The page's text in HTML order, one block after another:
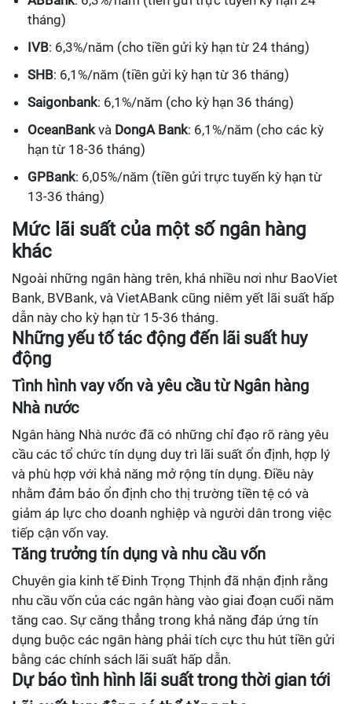
tháng)
IVB: 6,3%/năm (cho tiền gửi kỳ hạn từ 24 tháng)
SHB: 6,1%/năm (tiền gửi kỳ hạn từ 36 tháng)
Saigonbank: 6,1%/năm (cho kỳ hạn 36 tháng)
OceanBankvà DongA Bank: 6,1%/năm (cho các kỳ
hạn từ 18-36 tháng)
GPBank: 6,05%/năm (tiền gửi trực tuyến kỳ hạn từ
13-36 tháng)
Mức lãi suất của một số ngân hàng
khác
Ngoài những ngân hàng trên, khá nhiều nơi như BaoViet
Bank, BVBank, và VietABank cũng niêm yết lãi suất hấp
dẫn này cho kỳ hạn từ 15-36 tháng.
Những yếu tố tác động đến lãi suất huy
động
Tình hình vay vốn và yêu cầu từ Ngân hàng
Nhà nước
Ngân hàng Nhà nước đã có những chỉ đạo rõ ràng yêu
cầu các tổ chức tín dụng duy trì lãi suất ổn định, hợp lý
và phù hợp với khả năng mở rộng tín dụng. Điều này
nhằm đảm bảo ổn định cho thị trường tiền tệ có và
giảm áp lực cho doanh nghiệp và người dân trong việc
tiếp cận vốn vay.
Tăng trưởng tín dụng và nhu cầu vốn
Chuyên gia kinh tế Đinh Trọng Thịnh đã nhận định rằng
nhu cầu vốn của các ngân hàng vào giai đoạn cuối năm
tăng cao. Sự căng thẳng trong khả năng đáp ứng tín
dụng buộc các ngân hàng phải tích cực thu hút tiền gửi
bằng các chính sách lãi suất hấp dẫn.
Dự báo tình hình lãi suất trong thời gian tới